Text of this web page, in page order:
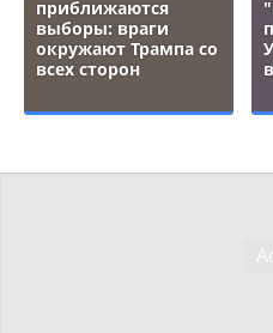
приближаются
выборы: враги
окружают Трампа со
всех сторон